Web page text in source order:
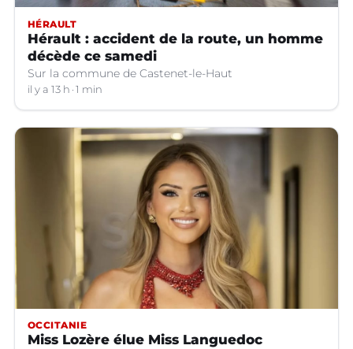
HÉRAULT
Hérault : accident de la route, un homme
décède ce samedi
Sur la commune de Castenet-le-Haut
il y a 13 h 1 min
OCCITANIE
Miss Lozère élue Miss Languedoc